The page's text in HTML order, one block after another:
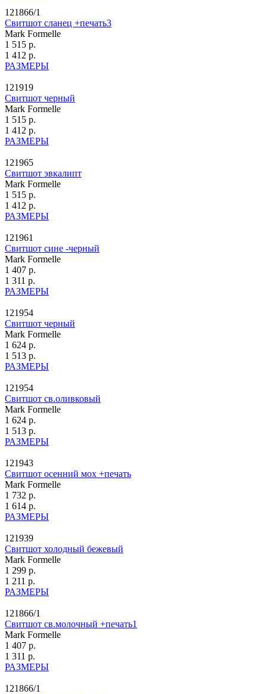
121866/1
Свитшот сланец +печать3
Mark Formelle
1 515 р.
1 412 р.
РАЗМЕРЫ
121919
Свитшот черный
Mark Formelle
1 515 р.
1 412 р.
РАЗМЕРЫ
121965
Свитшот эвкалипт
Mark Formelle
1 515 р.
1 412 р.
РАЗМЕРЫ
121961
Свитшот сине -черный
Mark Formelle
1 407 р.
1 311 р.
РАЗМЕРЫ
121954
Свитшот черный
Mark Formelle
1 624 р.
1 513 р.
РАЗМЕРЫ
121954
Свитшот св.оливковый
Mark Formelle
1 624 р.
1 513 р.
РАЗМЕРЫ
121943
Свитшот осенний мох +печать
Mark Formelle
1 732 р.
1 614 р.
РАЗМЕРЫ
121939
Свитшот холодный бежевый
Mark Formelle
1 299 р.
1 211 р.
РАЗМЕРЫ
121866/1
Свитшот св.молочный +печать1
Mark Formelle
1 407 р.
1 311 р.
РАЗМЕРЫ
121866/1